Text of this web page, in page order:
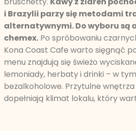
i Brazylii parzy się metodami
alternatywnymi. Do wyboru są
chemex. Po spróbowaniu
Kona Coast Cafe warto sięgnąć
menu znajdują się świeżo
lemoniady, herbaty i drinki – w
bezalkoholowe. Przytulne wnętrza
dopełniają klimat lokalu, który